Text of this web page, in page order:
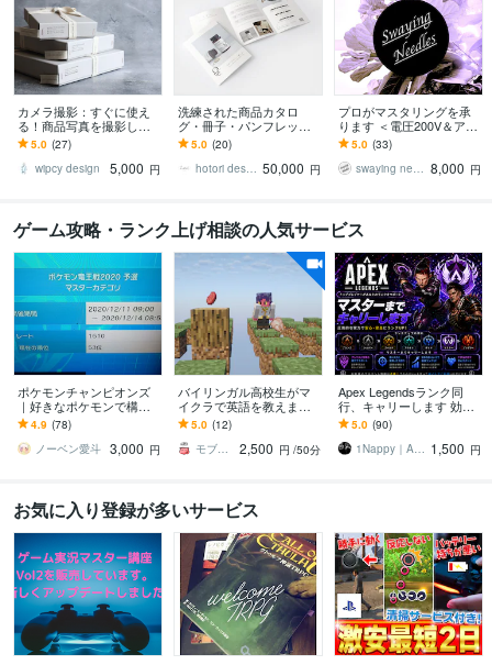
カメラ撮影：すぐに使え
る！商品写真を撮影しま
す おしゃれなスタイリン
グ写真を撮影します
5.0 (27)
wipcy design
5,000 円
洗練された商品カタロ
グ・冊子・パンフレット
作ります 商品ギフト／商
品紹介／販売促進／展示
会でご利用の方も
5.0 (20)
hotori design 50,000 円
プロがマスタリングを承
ります ＜電圧200V＆アナ
ログ機材でワンランク上
のサウンドへ＞
5.0 (33)
swaying needles 8,000 円
ゲーム攻略・ランク上げ相談の人気サービス
ポケモンチャンピオンズ
｜好きなポケモンで構築
します 好きなポケモンで
勝てる構築を考えます
4.9 (78)
ノーベン愛斗 3,000 円
バイリンガル高校生がマ
イクラで英語を教えます
初心者のお子様からガチ
勢まで大歓迎です！遊び
方提案できます！
5.0 (12)
モブたこ
2,500 円 /50分
Apex Legendsランク同
行、キャリーします 効率
的に盛りませんか？マス
ターまでキャリーしま
す。
5.0 (90)
1Nappy｜Apex Legends 1,500 円
お気に入り登録が多いサービス